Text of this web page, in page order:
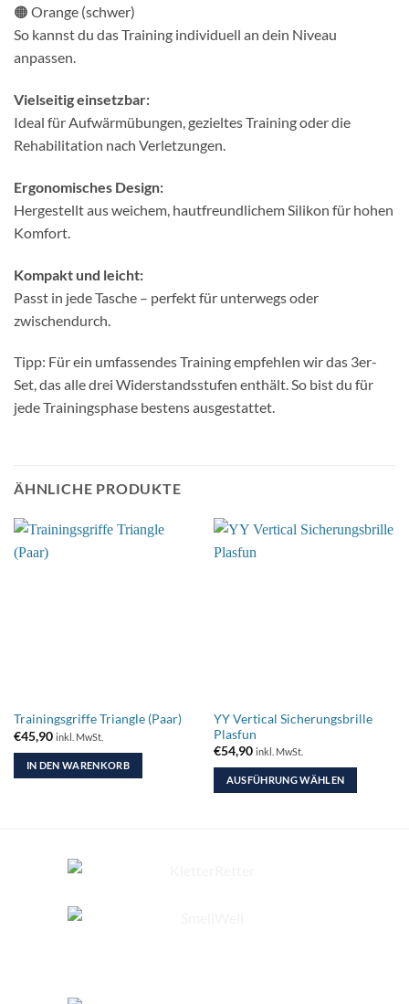
🟠 Orange (schwer)
So kannst du das Training individuell an dein Niveau
anpassen.
Vielseitig einsetzbar:
Ideal für Aufwärmübungen, gezieltes Training oder die
Rehabilitation nach Verletzungen.
Ergonomisches Design:
Hergestellt aus weichem, hautfreundlichem Silikon für hohen
Komfort.
Kompakt und leicht:
Passt in jede Tasche – perfekt für unterwegs oder
zwischendurch.
Tipp: Für ein umfassendes Training empfehlen wir das 3er-
Set, das alle drei Widerstandsstufen enthält. So bist du für
jede Trainingsphase bestens ausgestattet.
ÄHNLICHE PRODUKTE
Trainingsgriffe Triangle (Paar)
€45,90 inkl. MwSt.
IN DEN WARENKORB
YY Vertical Sicherungsbrille
Plasfun
€54,90 inkl. MwSt.
AUSFÜHRUNG WÄHLEN